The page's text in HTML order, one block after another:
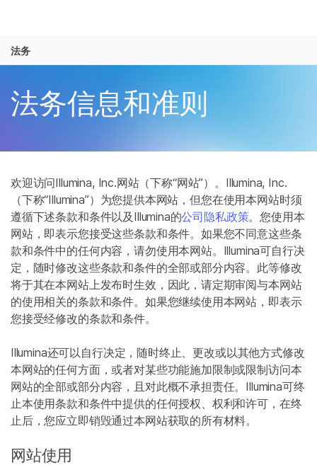
解决方案
学习
推荐内容链接
法务
法务信息和准则
欢迎访问Illumina, Inc.网站（下称“网站”）。Illumina, Inc.
（下称“Illumina”）为您提供本网站，但您在使用本网站时须
遵循下述条款和条件以及Illumina的公司隐私政策。您使用本
网站，即表示您接受这些条款和条件。如果您不同意这些条
款和条件中的任何内容，请勿使用本网站。Illumina可自行决
定，随时修改这些条款和条件的全部或部分内容。此等修改
将于其在本网站上发布时生效，因此，请定期审阅与本网站
的使用相关的条款和条件。如果您继续使用本网站，即表示
您接受经修改的条款和条件。
Illumina还可以自行决定，随时终止、更改或以其他方式修改
本网站的任何方面，或者对某些功能施加限制或限制访问本
网站的全部或部分内容，且对此概不承担责任。Illumina可终
止本使用条款和条件中提供的任何授权、权利和许可，在终
止后，您应立即销毁通过本网站获取的所有材料。
网站使用
微生物学
农业基因组学